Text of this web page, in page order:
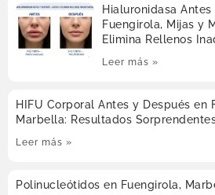
Hialuronidasa
Fuengirola, Mijas y
Elimina Rellenos
Leer más »
HIFU Corporal Antes y Después en
Marbella: Resultados
Leer más »
Polinucleótidos en Fuengirola,